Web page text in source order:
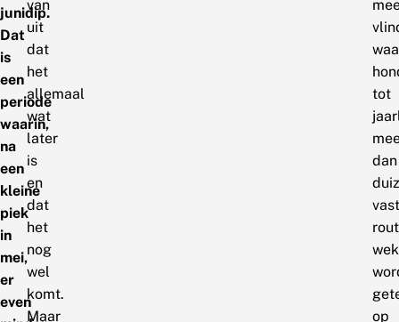
junidip.
Dat
is
een
periode
waarin,
na
een
kleine
piek
in
mei,
er
even
van
uit
dat
het
allemaal
wat
later
is
en
dat
het
nog
wel
komt.
Maar
tot
dan
op